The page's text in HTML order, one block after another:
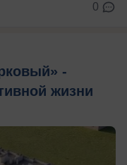
0
-
жизни